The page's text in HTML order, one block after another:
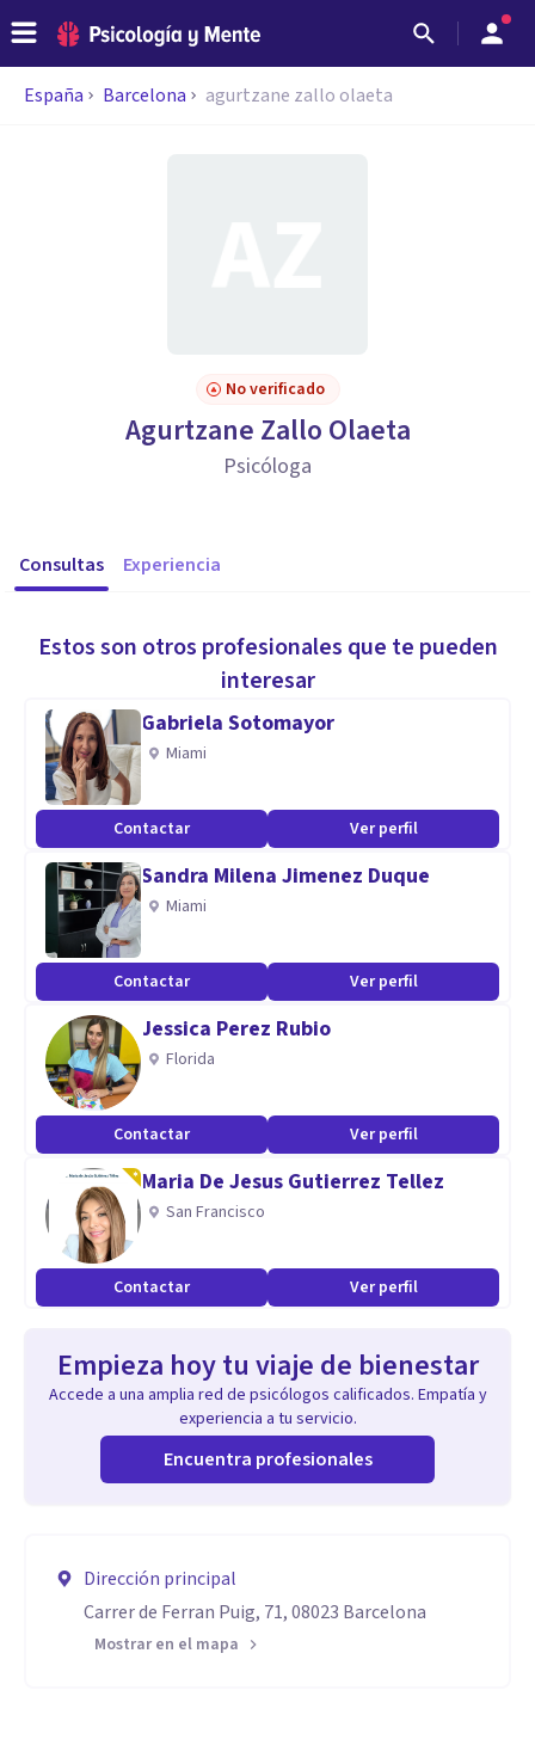
España Barcelona agurtzane zallo olaeta
No verificado
Agurtzane Zallo Olaeta
Psicóloga
Consultas Experiencia
Estos son otros profesionales que te pueden
interesar
Gabriela Sotomayor
Miami
Contactar Ver perfil
Sandra Milena Jimenez Duque
Miami
Contactar Ver perfil
Jessica Perez Rubio
Florida
Contactar Ver perfil
Maria De Jesus Gutierrez Tellez
San Francisco
Contactar Ver perfil
Empieza hoy tu viaje de bienestar
Accede a una amplia red de psicólogos calificados. Empatía y
experiencia a tu servicio.
Encuentra profesionales
Dirección principal
Carrer de Ferran Puig, 71, 08023 Barcelona
Mostrar en el mapa